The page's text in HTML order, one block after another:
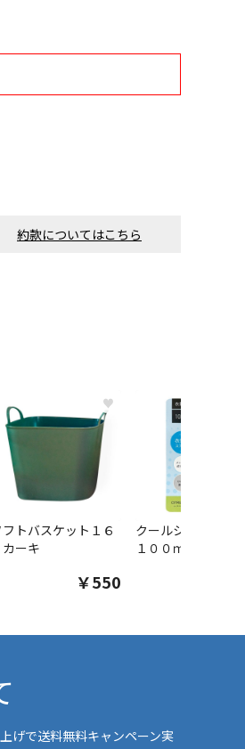
約款についてはこちら
♥
フトバスケット１６
カーキ
￥550
クールシャツスプ
１００ｍｌ
げで送料無料キャンペーン実